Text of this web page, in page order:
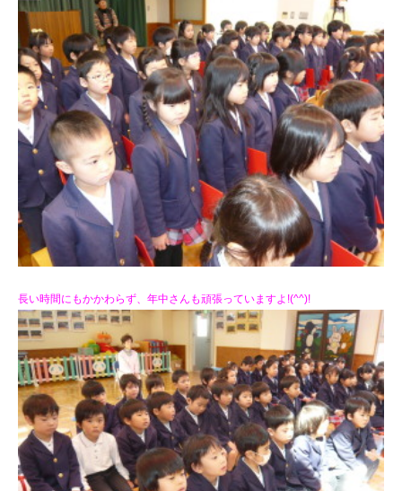
長い時間にもかかわらず、年中さんも頑張っていますよ!(^^)!